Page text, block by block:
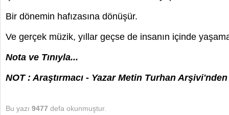
Bir dönemin hafızasına dönüşür.
Ve gerçek müzik, yıllar geçse de insanın içinde
Nota ve Tınıyla...
NOT : Araştırmacı - Yazar Metin Turhan Arşivi'nden
Bu yazı 9477 defa okunmuştur.